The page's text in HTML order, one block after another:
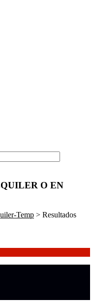
O EN
Temp > Resultados